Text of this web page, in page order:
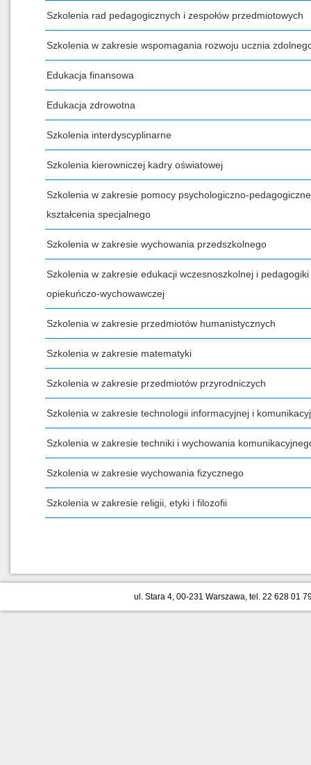
Szkolenia rad pedagogicznych i zespołów przedmiotowych
Szkolenia w zakresie wspomagania rozwoju ucznia
Edukacja finansowa
Edukacja zdrowotna
Szkolenia interdyscyplinarne
Szkolenia kierowniczej kadry oświatowej
Szkolenia w zakresie pomocy psychologiczno-
kształcenia specjalnego
Szkolenia w zakresie wychowania przedszkolnego
Szkolenia w zakresie edukacji wczesnoszkolnej i pedagogiki
opiekuńczo-wychowawczej
Szkolenia w zakresie przedmiotów humanistycznych
Szkolenia w zakresie matematyki
Szkolenia w zakresie przedmiotów przyrodniczych
Szkolenia w zakresie technologii informacyjnej i
Szkolenia w zakresie techniki i wychowania
Szkolenia w zakresie wychowania fizycznego
Szkolenia w zakresie religii, etyki i filozofii
ul. Stara 4, 00-231 Warszawa, tel. 22 628 01